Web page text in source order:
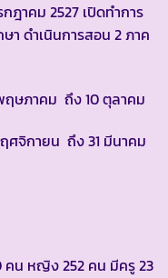
าคม 2527 เปิดทำการ
า ดำเนินการสอน 2 ภาค
าคม ถึง 10 ตุลาคม
ายน ถึง 31 มีนาคม
คน หญิง 252 คน มีครู 23